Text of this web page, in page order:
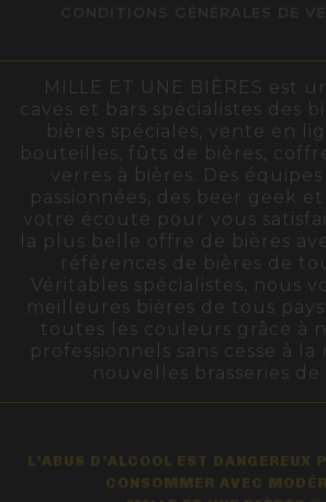
MILLE ET UNE BIÈRES est
caves et bars spécialistes des
bières spéciales, vente en
bouteilles, fûts de bières,
verres à bières. Des
passionnées, des beer geek
votre écoute pour vous
la plus belle offre de bières
références de bières de
Véritables spécialistes, nous
meilleures bières de tous
toutes les couleurs grâce à
professionnels sans cesse à
nouvelles brasseries de
L’ABUS D’ALCOOL EST DANGEREUX
CONSOMMER AVEC